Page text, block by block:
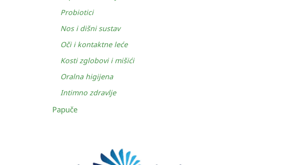
Probiotici
Nos i dišni sustav
Oči i kontaktne leće
Kosti zglobovi i mišići
Oralna higijena
Intimno zdravlje
Papuče